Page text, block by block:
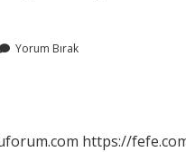
Yorum Bırak
https://